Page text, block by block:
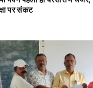
पर संकट